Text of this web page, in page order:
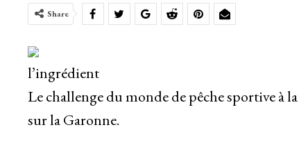
Share
l’ingrédient
Le challenge du monde de pêche sportive à
sur la Garonne.